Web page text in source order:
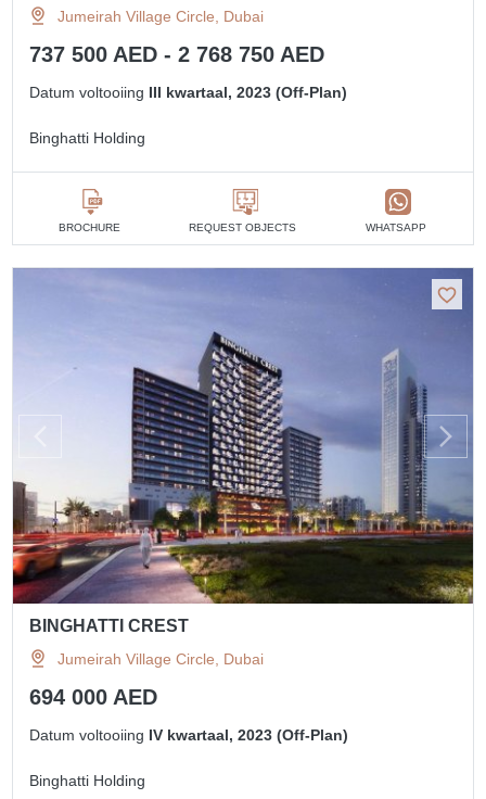
Jumeirah Village Circle, Dubai
737 500 AED - 2 768 750 AED
Datum voltooiing III kwartaal, 2023 (Off-Plan)
Binghatti Holding
BROCHURE REQUEST OBJECTS WHATSAPP
BINGHATTI CREST
Jumeirah Village Circle, Dubai
694 000 AED
Datum voltooiing IV kwartaal, 2023 (Off-Plan)
Binghatti Holding